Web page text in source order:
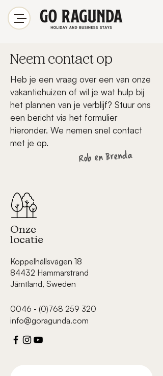
Neem contact op
Heb je een vraag over een van onze
vakantiehuizen of wil je wat hulp bij
het plannen van je verblijf? Stuur ons
een bericht via het formulier
hieronder. We nemen snel contact
met je op.
Rob en Brenda
Onze
locatie
Koppelhällsvägen 18
84432 Hammarstrand
Jämtland, Sweden
0046 - (0)768 259 320
info@goragunda.com